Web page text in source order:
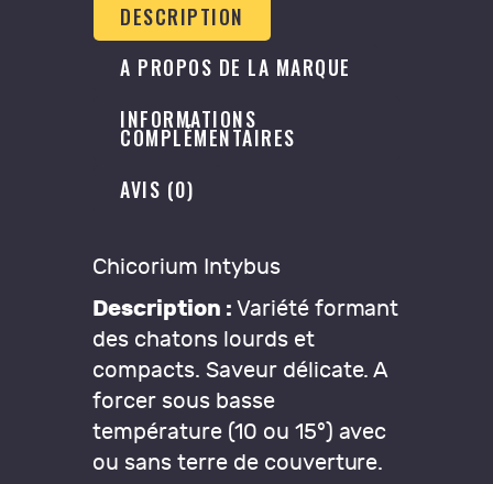
DESCRIPTION
A PROPOS DE LA MARQUE
INFORMATIONS
COMPLÉMENTAIRES
AVIS (0)
Chicorium Intybus
Description : Variété formant
des chatons lourds et
compacts. Saveur délicate. A
forcer sous basse
température (10 ou 15°) avec
ou sans terre de couverture.